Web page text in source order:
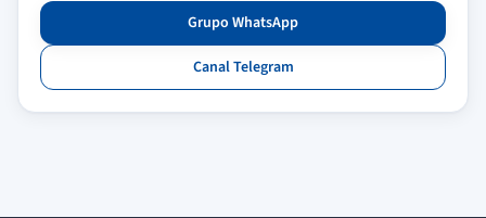
Grupo WhatsApp
Canal Telegram